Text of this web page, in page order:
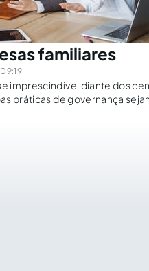
familiares
imprescindível diante dos
práticas de governança